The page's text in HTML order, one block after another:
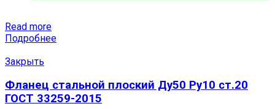
Read more
Подробнее
Закрыть
Фланец стальной плоский Ду50 Ру10 ст.20
ГОСТ 33259-2015